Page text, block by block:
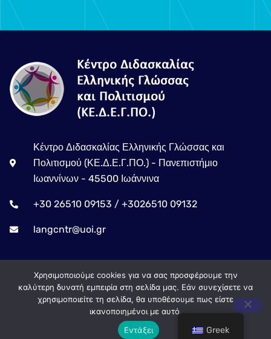
Κέντρο Διδασκαλίας Ελληνικής Γλώσσας και
Πολιτισμού (ΚΕ.Δ.Ε.Γ.ΠΟ.) - Πανεπιστήμιο
Ιωαννίνων - 45500 Ιωάννινα
+30 26510 09153 / +3026510 09132
langcntr@uoi.gr
Greek
Χρησιμοποιούμε cookies για να σας προσφέρουμε την
καλύτερη δυνατή εμπειρία στη σελίδα μας. Εάν συνεχίσετε να
χρησιμοποιείτε τη σελίδα, θα υποθέσουμε πως είστε
ικανοποιημένοι με αυτό.
Εντάξει